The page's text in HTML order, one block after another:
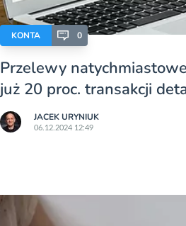
KONTA 0
Przelewy
już 20 proc. transakcji
JACEK URYNIUK
06.12.2024 12:49